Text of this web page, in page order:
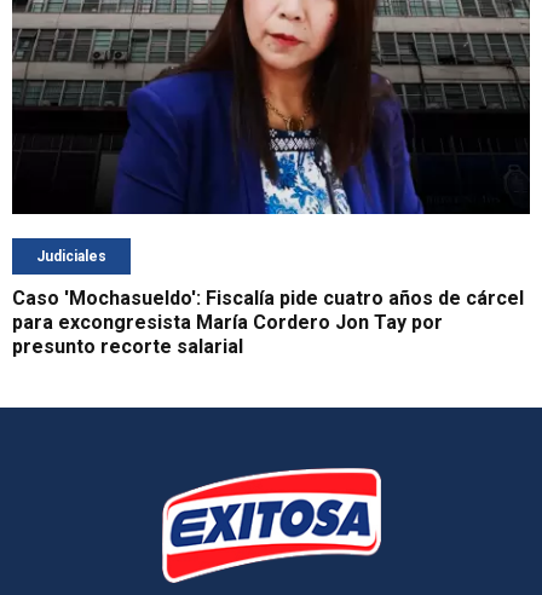
Judiciales
Caso 'Mochasueldo': Fiscalía pide cuatro años de cárcel
para excongresista María Cordero Jon Tay por
presunto recorte salarial